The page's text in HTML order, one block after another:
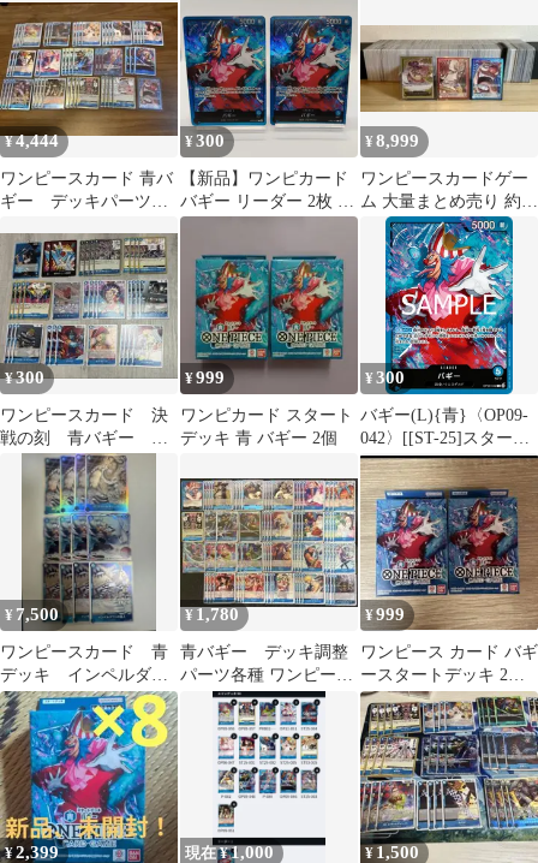
¥4,444
ワンピースカード 青バ
ギー デッキパーツセ
¥300
【新品】ワンピカード
バギー リーダー 2枚 ス
タートデッキ 青 /
Buggy ST25
¥8,999
ワンピースカードゲー
ム 大量まとめ売り 約
2000枚 デッキパーツ
¥300
ワンピースカード 決
戦の刻 青バギー デ
ッキパーツ
¥999
ワンピカード スタート
デッキ 青 バギー 2個
¥300
バギー(L){青}〈OP09-
042〉[[ST-25]スタート
デッキ 青 バギー] リー
ダー
¥ 7,500
ワンピースカード 青
デッキ インペルダウ
ンの囚人 バギー ミ
スタースリー12枚
¥ 1,780
青バギー デッキ調整
パーツ各種 ワンピース
カードゲーム
¥999
ワンピース カード バギ
ースタートデッキ 2個
セット 未開封
¥2,399 現在 ¥1,000 ¥ 1,500